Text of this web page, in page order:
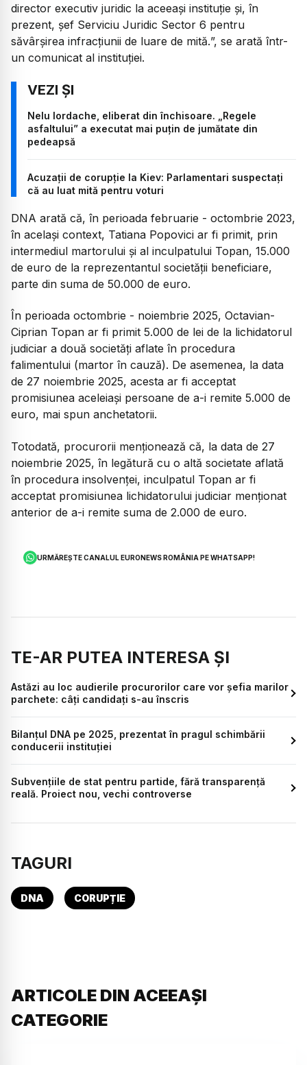
director executiv juridic la aceeași instituție și, în
prezent, șef Serviciu Juridic Sector 6 pentru
săvârșirea infracțiunii de luare de mită.”, se arată într-
un comunicat al instituției.
Nelu Iordache, eliberat din închisoare. „Regele
asfaltului” a executat mai puțin de jumătate din
pedeapsă
Acuzații de corupție la Kiev: Parlamentari suspectați
că au luat mită pentru voturi
DNA arată că, în perioada februarie - octombrie 2023,
în același context, Tatiana Popovici ar fi primit, prin
intermediul martorului și al inculpatului Topan, 15.000
de euro de la reprezentantul societății beneficiare,
parte din suma de 50.000 de euro.
În perioada octombrie - noiembrie 2025, Octavian-
Ciprian Topan ar fi primit 5.000 de lei de la lichidatorul
judiciar a două societăți aflate în procedura
falimentului (martor în cauză). De asemenea, la data
de 27 noiembrie 2025, acesta ar fi acceptat
promisiunea aceleiași persoane de a-i remite 5.000 de
euro, mai spun anchetatorii.
Totodată, procurorii menționează că, la data de 27
noiembrie 2025, în legătură cu o altă societate aflată
în procedura insolvenței, inculpatul Topan ar fi
acceptat promisiunea lichidatorului judiciar menționat
anterior de a-i remite suma de 2.000 de euro.
URMĂREȘTE CANALUL EURONEWS ROMÂNIA PE WHATSAPP!
TE-AR PUTEA INTERESA ȘI
Astăzi au loc audierile procurorilor care vor șefia marilor
parchete: câți candidați s-au înscris
Bilanțul DNA pe 2025, prezentat în pragul schimbării
conducerii instituției
Subvențiile de stat pentru partide, fără transparență
reală. Proiect nou, vechi controverse
TAGURI
DNA CORUPȚIE
ARTICOLE DIN ACEEAȘI
CATEGORIE